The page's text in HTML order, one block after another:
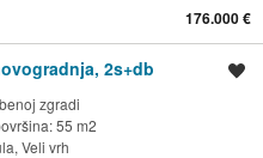
176.000 €
2s+db
zgradi
55 m2
Veli vrh